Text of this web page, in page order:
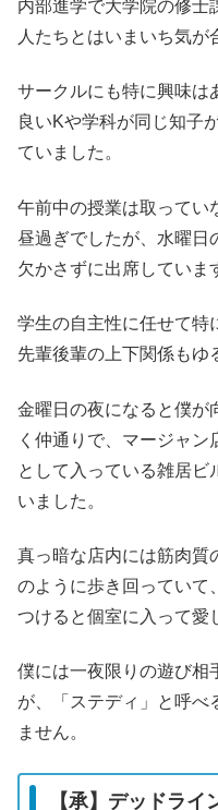
内部進学で大学院の修士
人たちとはいまいち気が
サークルにも特に興味は
良いKや学科が同じ知子
ていました。
午前中の授業は取ってい
昼過ぎでしたが、水曜日
欠かさずに出席していま
学生の自主性に任せて特
先輩後輩の上下関係もゆ
金曜日の夜になると僕が
く仲通りで、マージャン
として入っている雑居ビ
いました。
真っ暗な店内には筋肉質
のように歩き回っていて
つけると個室に入って愛
僕には一夜限りの遊び相
が、「ステディ」と呼べ
ません。
【承】デッドラ